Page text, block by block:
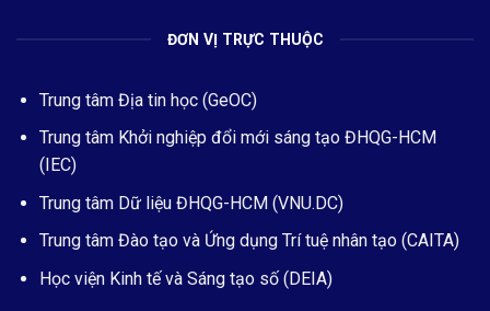
ĐƠN VỊ TRỰC THUỘC
Trung tâm Địa tin học (GeOC)
Trung tâm Khởi nghiệp đổi mới sáng tạo ĐHQG-HCM
(IEC)
Trung tâm Dữ liệu ĐHQG-HCM (VNU.DC)
Trung tâm Đào tạo và Ứng dụng Trí tuệ nhân tạo (CAITA)
Học viện Kinh tế và Sáng tạo số (DEIA)